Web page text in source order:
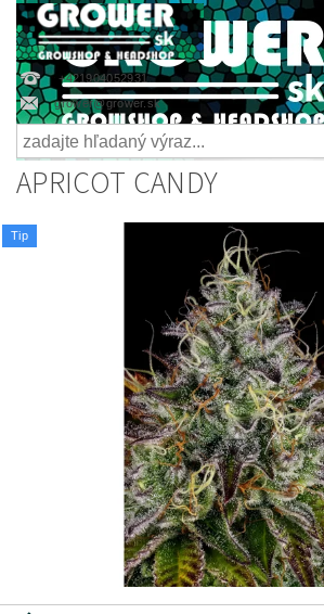
+421904052931
grower@grower.sk
APRICOT CANDY
Tip